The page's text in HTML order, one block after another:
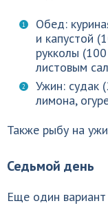
Обед:
и капустой
рукколы
листовым
Ужин: судак
лимона,
Также рыбу на
Седьмой день
Еще один